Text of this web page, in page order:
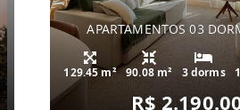
APARTAMENTOS 03
129.45 m² 90.08 m² 3 dorms
R$